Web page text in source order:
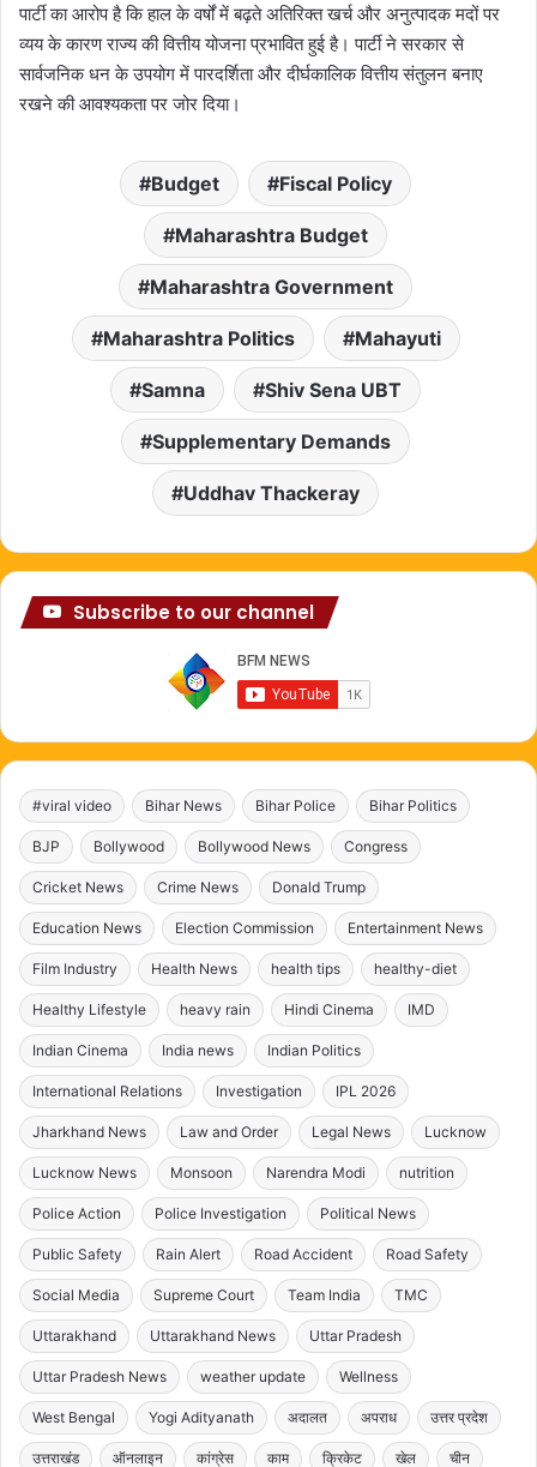
पार्टी का आरोप है कि हाल के वर्षों में बढ़ते अतिरिक्त खर्च और अनुत्पादक मदों पर
व्यय के कारण राज्य की वित्तीय योजना प्रभावित हुई है। पार्टी ने सरकार से
सार्वजनिक धन के उपयोग में पारदर्शिता और दीर्घकालिक वित्तीय संतुलन बनाए
रखने की आवश्यकता पर जोर दिया।
Budget Fiscal Policy
Maharashtra Budget
Maharashtra Government
Maharashtra Politics Mahayuti
Samna Shiv Sena UBT
Supplementary Demands
Uddhav Thackeray
Subscribe to our channel
#viral video Bihar News Bihar Police Bihar Politics
BJP Bollywood Bollywood News Congress
Cricket News Crime News Donald Trump
Education News Election Commission Entertainment News
Film Industry Health News health tips healthy-diet
Healthy Lifestyle heavy rain Hindi Cinema IMD
Indian Cinema India news Indian Politics
International Relations Investigation IPL 2026
Jharkhand News Law and Order Legal News Lucknow
Lucknow News Monsoon Narendra Modi nutrition
Police Action Police Investigation Political News
Public Safety Rain Alert Road Accident Road Safety
Social Media Supreme Court Team India TMC
Uttarakhand Uttarakhand News Uttar Pradesh
Uttar Pradesh News weather update Wellness
West Bengal Yogi Adityanath अदालत अपराध उत्तर प्रदेश
उत्तराखंड ऑनलाइन कांग्रेस काम क्रिकेट खेल चीन